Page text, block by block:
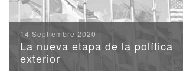
14 Septiembre 2020
La nueva etapa de la política
exterior